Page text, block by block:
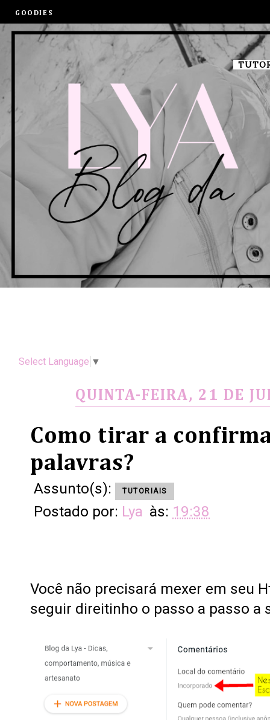
GOODIES
Select Language ▼
QUINTA-FEIRA, 21 DE
Como tirar a
palavras?
Assunto(s): TUTORIAIS
Postado por: Lya às: 19:38
Você não precisará mexer em seu
seguir direitinho o passo a passo a